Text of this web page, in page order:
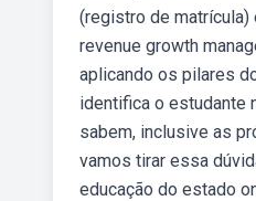
(registro de matrícula)
revenue growth
aplicando os pilares
identifica o estudante
sabem, inclusive as
vamos tirar essa
educação do estado